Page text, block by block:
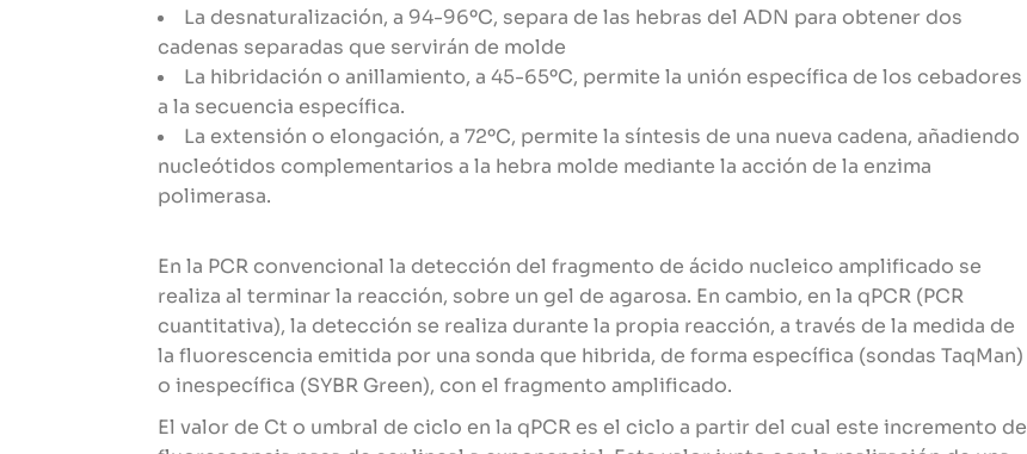
La desnaturalización, a 94-96ºC, separa de las hebras del ADN para obtener dos
cadenas separadas que servirán de molde
La hibridación o anillamiento, a 45-65ºC, permite la unión específica de los cebadores
a la secuencia específica.
La extensión o elongación, a 72ºC, permite la síntesis de una nueva cadena, añadiendo
nucleótidos complementarios a la hebra molde mediante la acción de la enzima
polimerasa.
En la PCR convencional la detección del fragmento de ácido nucleico amplificado se
realiza al terminar la reacción, sobre un gel de agarosa. En cambio, en la qPCR (PCR
cuantitativa), la detección se realiza durante la propia reacción, a través de la medida de
la fluorescencia emitida por una sonda que hibrida, de forma específica (sondas TaqMan)
o inespecífica (SYBR Green), con el fragmento amplificado.
El valor de Ct o umbral de ciclo en la qPCR es el ciclo a partir del cual este incremento de